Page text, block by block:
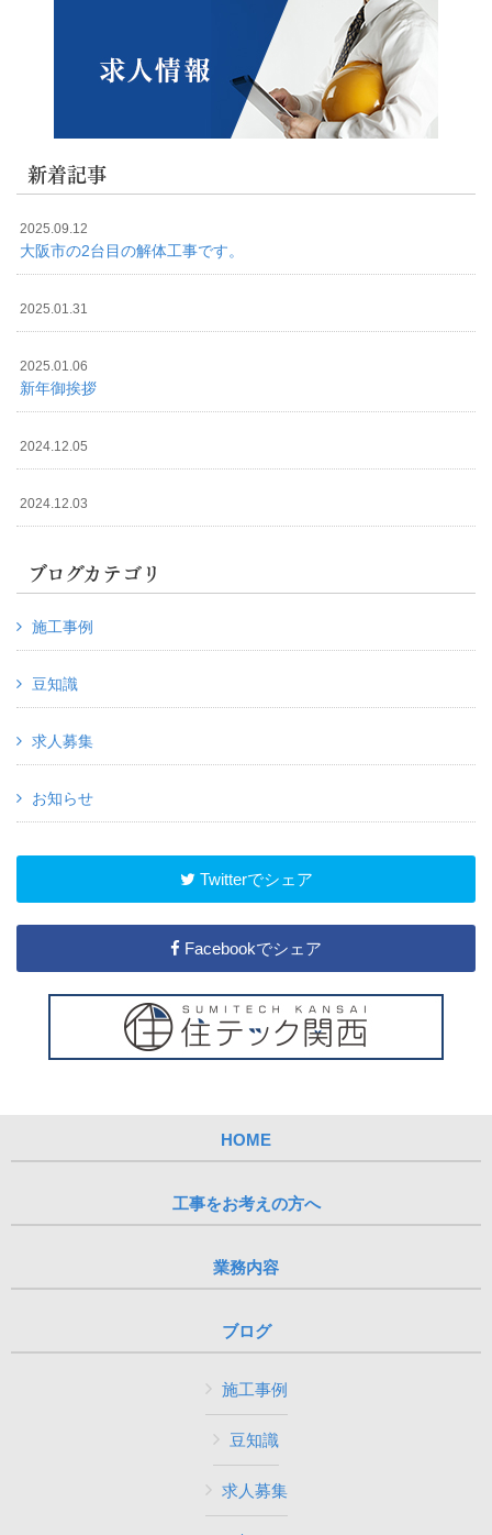
新着記事
2025.09.12
大阪市の2台目の解体工事です。
2025.01.31
2025.01.06
新年御挨拶
2024.12.05
2024.12.03
ブログカテゴリ
施工事例
豆知識
求人募集
お知らせ
Twitterでシェア
Facebookでシェア
HOME
工事をお考えの方へ
業務内容
ブログ
施工事例
豆知識
求人募集